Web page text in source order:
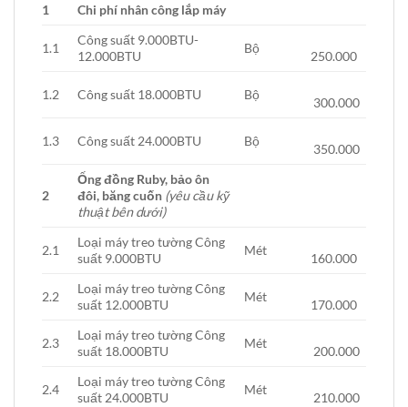
1
Chi phí nhân công lắp máy
1.1
Công suất 9.000BTU-
12.000BTU
Bộ
250.000
1.2 Công suất 18.000BTU Bộ
300.000
1.3 Công suất 24.000BTU Bộ
350.000
2
Ống đồng Ruby, bảo ôn
đôi, băng cuốn (yêu cầu kỹ
thuật bên dưới)
2.1
Loại máy treo tường Công
suất 9.000BTU
Mét
160.000
2.2
Loại máy treo tường Công
suất 12.000BTU
Mét
170.000
2.3
Loại máy treo tường Công
suất 18.000BTU
Mét
200.000
2.4
Loại máy treo tường Công
suất 24.000BTU
Mét
210.000